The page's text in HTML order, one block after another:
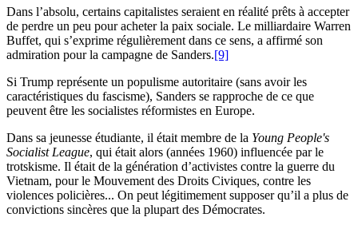
Dans l’absolu, certains capitalistes seraient en réalité prêts à accepter
de perdre un peu pour acheter la paix sociale. Le milliardaire Warren
Buffet, qui s’exprime régulièrement dans ce sens, a affirmé son
admiration pour la campagne de Sanders.[9]
Si Trump représente un populisme autoritaire (sans avoir les
caractéristiques du fascisme), Sanders se rapproche de ce que
peuvent être les socialistes réformistes en Europe.
Dans sa jeunesse étudiante, il était membre de la Young People's
Socialist League, qui était alors (années 1960) influencée par le
trotskisme. Il était de la génération d’activistes contre la guerre du
Vietnam, pour le Mouvement des Droits Civiques, contre les
violences policières... On peut légitimement supposer qu’il a plus de
convictions sincères que la plupart des Démocrates.